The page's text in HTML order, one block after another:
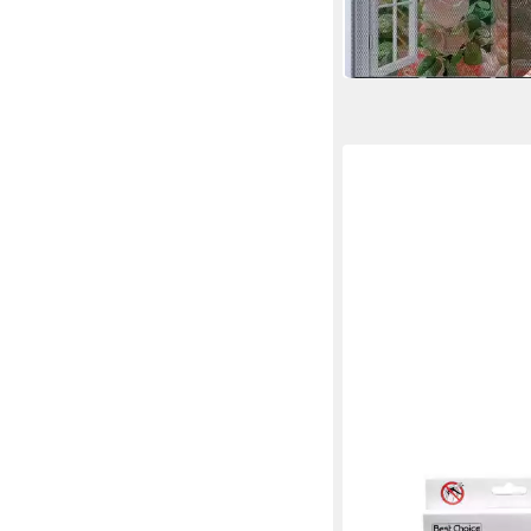
-33%
in 2-3 Werktagen bei dir
BEST CHOICE
Fliegengitter-Gewebe